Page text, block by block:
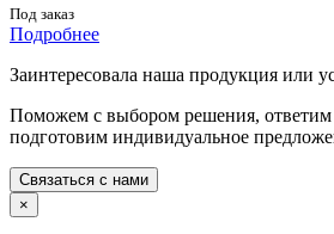
Под заказ
Подробнее
Заинтересовала наша продукция или
Поможем с выбором решения, ответим
подготовим индивидуальное
Связаться с нами
×